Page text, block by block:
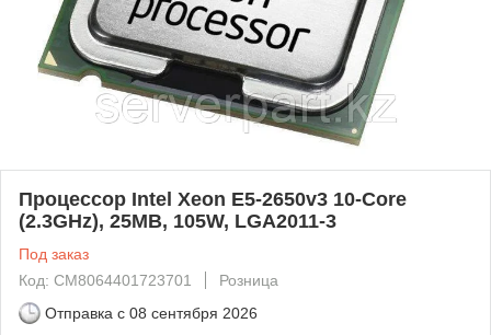
Процессор Intel Xeon E5-2650v3 10-Core
(2.3GHz), 25MB, 105W, LGA2011-3
Под заказ
Код: CM8064401723701
Розница
Отправка с 08 сентября 2026